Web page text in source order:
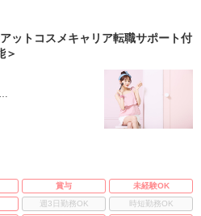
ットコスメキャリア転職サポート付
＞
…
賞与
未経験OK
週3日勤務OK
時短勤務OK